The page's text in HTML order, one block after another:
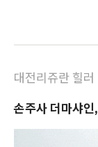
대전리쥬란 힐러
손주사 더마샤인,